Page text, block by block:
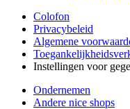
Colofon
Privacybeleid
Algemene
Instellingen voor
Ondernemen
Andere nice shops